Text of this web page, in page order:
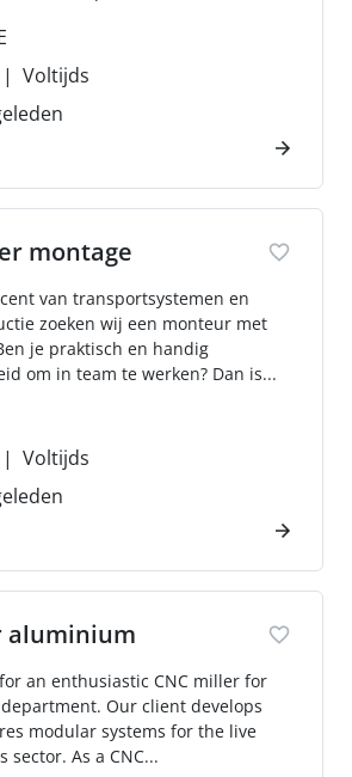
Voltijds
montage
van transportsystemen en
zoeken wij een monteur met
je praktisch en handig
om in team te werken? Dan is...
Voltijds
aluminium
an enthusiastic CNC miller for
Our client develops
modular systems for the live
sector. As a CNC...